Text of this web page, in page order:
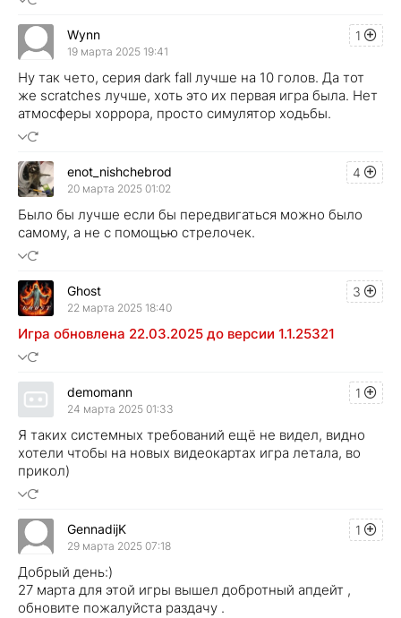
1
Wynn
19 марта 2025 19:41
Ну так чето, серия dark fall лучше на 10 голов. Да тот
же scratches лучше, хоть это их первая игра была. Нет
атмосферы хоррора, просто симулятор ходьбы.
4
enot_nishchebrod
20 марта 2025 01:02
Было бы лучше если бы передвигаться можно было
самому, а не с помощью стрелочек.
3
Ghost
22 марта 2025 18:40
Игра обновлена 22.03.2025 до версии 1.1.25321
1
demomann
24 марта 2025 01:33
Я таких системных требований ещё не видел, видно
хотели чтобы на новых видеокартах игра летала, во
прикол)
1
GennadijK
29 марта 2025 07:18
Добрый день:)
27 марта для этой игры вышел добротный апдейт ,
обновите пожалуйста раздачу .